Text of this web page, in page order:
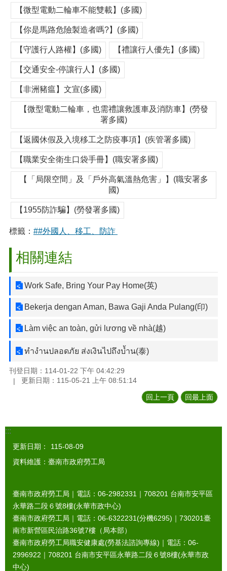
【微型電動二輪車不能雙載】(多國)
【你是馬路危險製造者嗎?】(多國)
【守護行人路權】(多國) 【禮讓行人優先】(多國)
【交通安全-停讓行人】(多國)
【非洲豬瘟】文宣(多國)
【微型電動二輪車，也需禮讓救護車及消防車】(勞發
署多國)
【返國休假及入境移工之防疫事項】(疾管署多國)
【職業安全衛生口袋手冊】(職安署多國)
【「局限空間」及「戶外高氣溫熱危害」】(職安署多
國)
【1955防詐騙】(勞發署多國)
標籤： ##外國人、移工、防詐
相關連結
Work Safe, Bring Your Pay Home(英)
Bekerja dengan Aman, Bawa Gaji Anda Pulang(印)
Làm việc an toàn, gửi lương về nhà(越)
ทำงำนปลอดภัย ส่งเงินไปถึงบ้ำน(泰)
刊登日期：114-01-22 下午 04:42:29
更新日期：115-05-21 上午 08:51:14
回上一頁 回最上面
:::
更新日期：
115-08-09
資料維護：臺南市政府勞工局
臺南市政府勞工局｜電話：06-2982331｜ 708201 台南市安平區
永華路二段６號8樓(永華市政中心)
臺南市政府勞工局｜電話：06-6322231(分機6295)｜ 730201臺
南市新營區民治路36號7樓（局本部）
臺南市政府勞工局職安健康處(勞基法諮詢專線)｜電話：06-
2996922｜ 708201 台南市安平區永華路二段６號8樓(永華市政
中心)